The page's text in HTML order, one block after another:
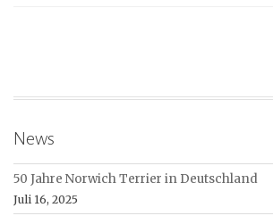
News
50 Jahre Norwich Terrier in Deutschland
Juli 16, 2025